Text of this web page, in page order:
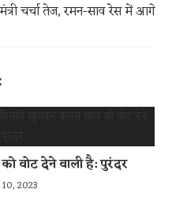
चर्चा तेज, रमन-साव रेस में आगे
वोट देने वाली है: पुरंदर
2023